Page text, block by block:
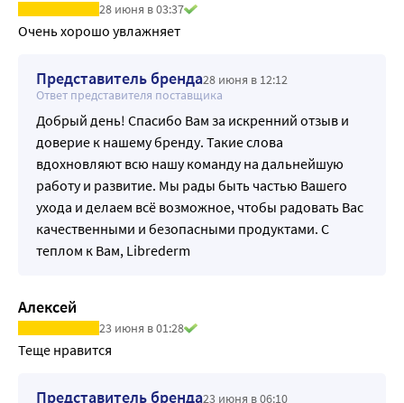
28 июня в 03:37
Очень хорошо увлажняет
Представитель бренда28 июня в 12:12
Ответ представителя поставщика
Добрый день! Спасибо Вам за искренний отзыв и
доверие к нашему бренду. Такие слова
вдохновляют всю нашу команду на дальнейшую
работу и развитие. Мы рады быть частью Вашего
ухода и делаем всё возможное, чтобы радовать Вас
качественными и безопасными продуктами. С
теплом к Вам, Librederm
Алексей
23 июня в 01:28
Теще нравится
Представитель бренда23 июня в 06:10